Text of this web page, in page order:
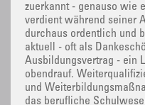
zuerkannt - genauso wie
verdient während seiner
durchaus ordentlich und
aktuell - oft als
Ausbildungsvertrag - ein
obendrauf.
und
das berufliche